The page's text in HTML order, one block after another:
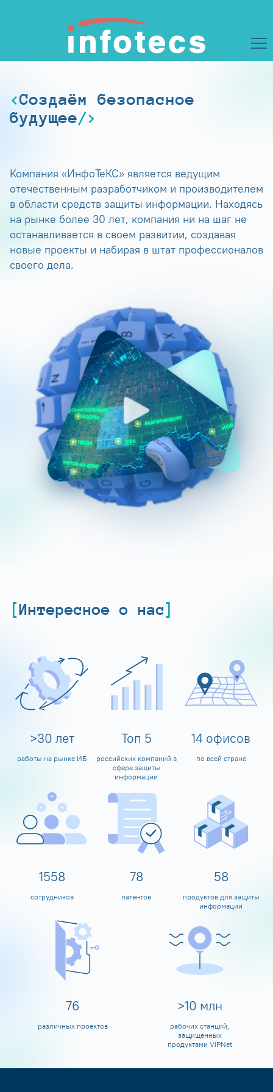
Создаём безопасное
будущее
Компания «ИнфоТеКС» является ведущим
отечественным разработчиком и производителем
в области средств защиты информации. Находясь
на рынке более 30 лет, компания ни на шаг не
останавливается в своем развитии, создавая
новые проекты и набирая в штат профессионалов
своего дела.
Интересное о нас
>30 лет
работы на рынке ИБ
Топ 5
российских компаний в
сфере защиты
информации
14 офисов
по всей стране
1600
сотрудников
80
патентов
60
продуктов для защиты
информации
80
различных проектов
>10 млн
рабочих станций,
защищенных
продуктами ViPNet